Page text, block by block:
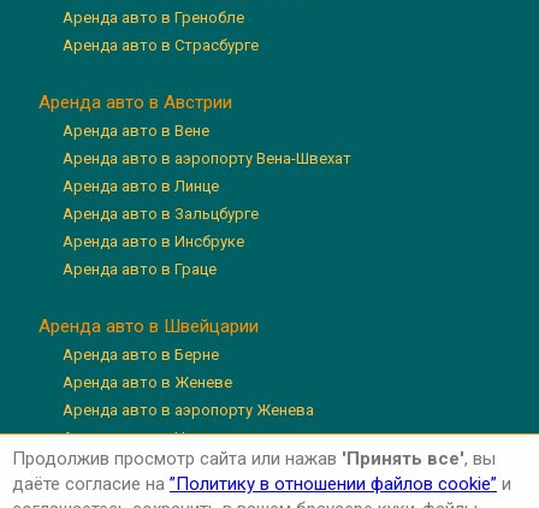
Аренда авто в Гренобле
Аренда авто в Страсбурге
Аренда авто в Австрии
Аренда авто в Вене
Аренда авто в аэропорту Вена-Швехат
Аренда авто в Линце
Аренда авто в Зальцбурге
Аренда авто в Инсбруке
Аренда авто в Граце
Аренда авто в Швейцарии
Аренда авто в Берне
Аренда авто в Женеве
Аренда авто в аэропорту Женева
Аренда авто в Цюрихе
Аренда авто в аэропорту Цюрих
Аренда авто в Люцерне
Продолжив просмотр сайта или нажав 'Принять все', вы
даёте согласие на ”Политику в отношении файлов cookie” и